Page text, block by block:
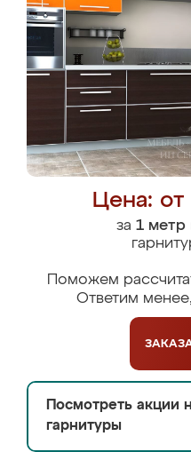
Цена:
за 1 метр
Поможем
Ответим
Посмотреть акции
гарнитуры